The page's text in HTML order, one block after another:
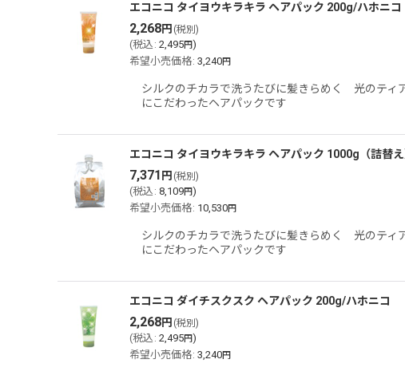
エコニコ タイヨウキラキラ ヘアパック 200g/ハホニコ
2,268円 (税別)
(税込 : 2,495円)
希望小売価格: 3,240円
シルクのチカラで洗うたびに髪きらめく 光のティ
にこだわったヘアパックです
エコニコ タイヨウキラキラ ヘアパック 1000g（詰替
7,371 円 (税別)
(税込 : 8,109円)
希望小売価格: 10,530円
シルクのチカラで洗うたびに髪きらめく 光のティ
にこだわったヘアパックです
エコニコ ダイチスクスク ヘアパック 200g/ハホニコ
2,268円 (税別)
(税込 : 2,495円)
希望小売価格: 3,240円